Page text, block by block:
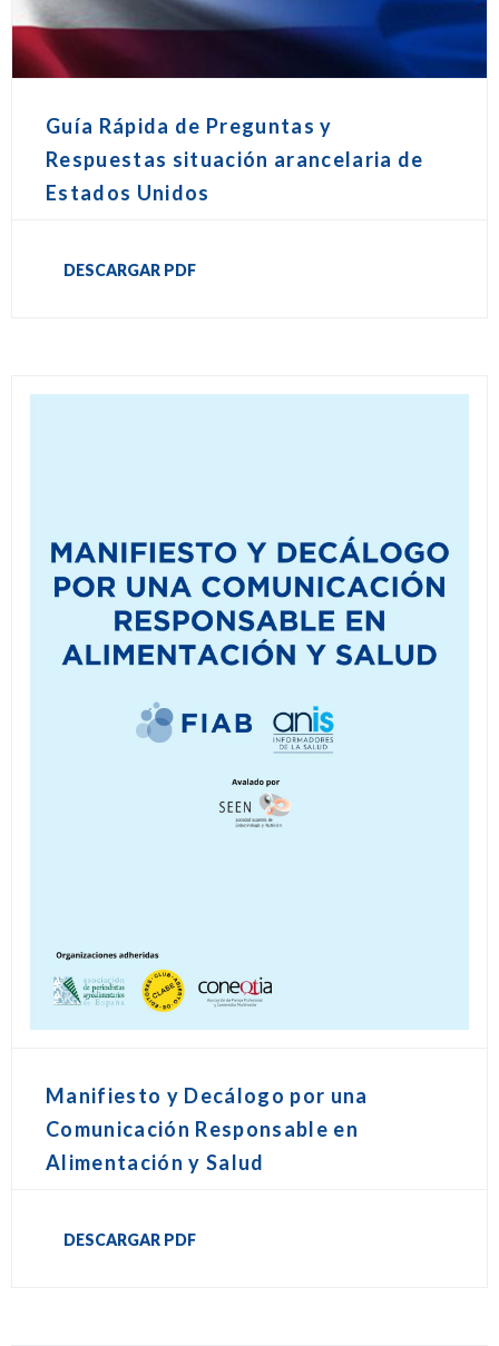
Guía Rápida de Preguntas y
Respuestas situación arancelaria de
Estados Unidos
DESCARGAR PDF
Manifiesto y Decálogo por una
Comunicación Responsable en
Alimentación y Salud
DESCARGAR PDF